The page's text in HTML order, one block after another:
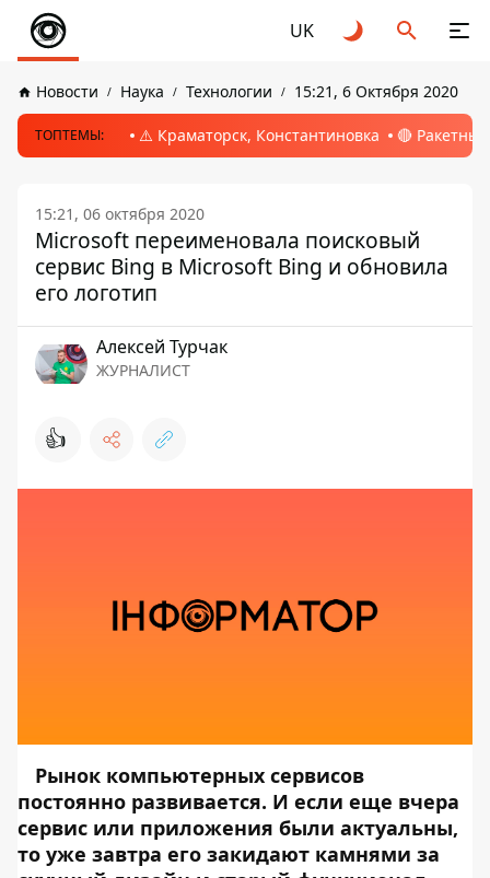
UK
Новости Наука Технологии 15:21, 6 Октября 2020
ТОПТЕМЫ: ⚠️ Краматорск, Константиновка 🔴
15:21, 06 октября 2020
Microsoft переименовала поисковый
сервис Bing в Microsoft Bing и обновила
его логотип
Алексей Турчак
ЖУРНАЛИСТ
👍
Рынок компьютерных сервисов
постоянно развивается. И если еще вчера
сервис или приложения были актуальны,
то уже завтра его закидают камнями за